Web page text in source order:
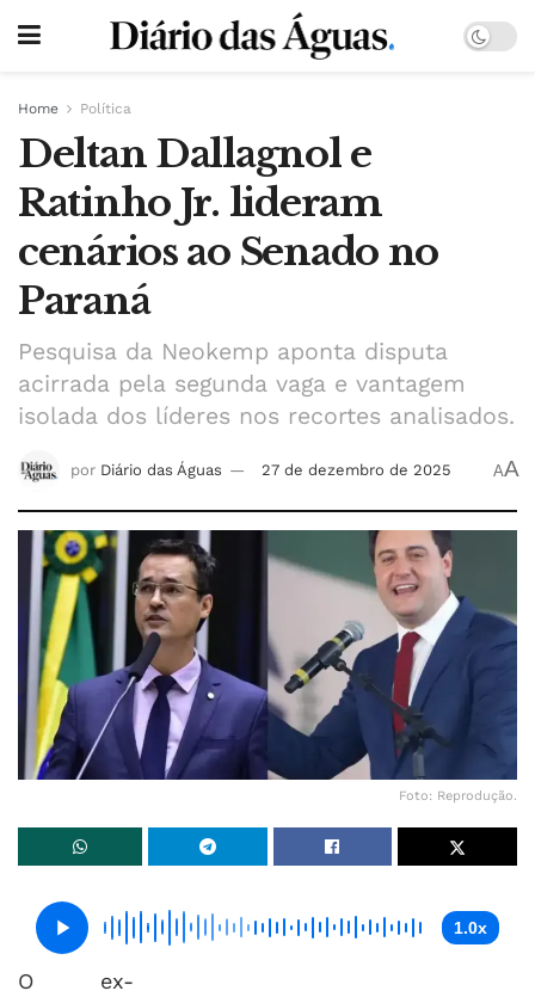
Home Política
Deltan Dallagnol e
Ratinho Jr. lideram
cenários ao Senado no
Paraná
Pesquisa da Neokemp aponta disputa
acirrada pela segunda vaga e vantagem
isolada dos líderes nos recortes analisados.
por Diário das Águas 27 de dezembro de 2025 AA
Foto: Reprodução.
1.0x
O ex-